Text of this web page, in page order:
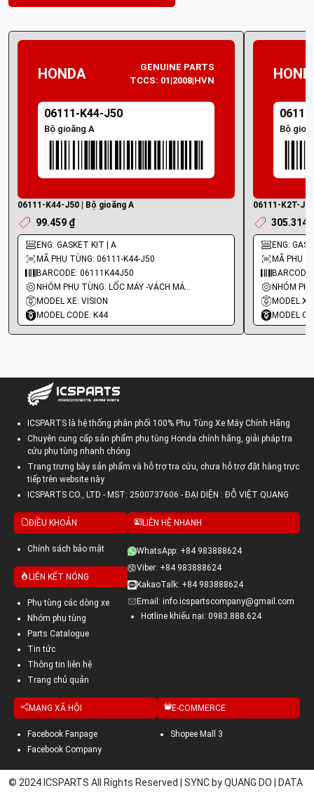
HONDA
GENUINE PARTS
TCCS: 01|2008|HVN
06111-K44-J50
Bộ gioăng A
06111-K44-J50 | Bộ gioăng A
99.459 ₫
ENG: GASKET KIT | A
MÃ PHỤ TÙNG: 06111-K44-J50
BARCODE: 06111K44J50
NHÓM PHỤ TÙNG: LỐC MÁY -VÁCH MÁY - GIOĂNG MÁY
MODEL XE: VISION
MODEL CODE: K44
Bộ
06111-K2T-
305.314
ENG:
MÃ PHỤ
MODEL
MODEL
ICSPARTS là hệ thống phân phối 100% Phụ Tùng Xe Máy Chính Hãng
Chuyên cung cấp sản phẩm phụ tùng Honda chính hãng, giải pháp tra
cứu phụ tùng nhanh chóng
Trang trưng bày sản phẩm và hỗ trợ tra cứu, chưa hỗ trợ đặt hàng trực
tiếp trên website này
ICSPARTS CO., LTD - MST: 2500737606 - ĐẠI DIỆN : ĐỖ VIỆT QUANG
ĐIỀU KHOẢN
Chính sách bảo mật
LIÊN KẾT NÓNG
Phụ tùng các dòng xe
Nhóm phụ tùng
Parts Catalogue
Tin tức
Thông tin liên hệ
Trang chủ quản
LIÊN HỆ NHANH
WhatsApp: +84 983888624
Viber: +84 983888624
KakaoTalk: +84 983888624
Email: info.icspartscompany@gmail.com
Hotline khiếu nại: 0983.888.624
MẠNG XÃ HỘI
Facebook Fanpage
Facebook Company
E-COMMERCE
Shopee Mall 3
© 2024 ICSPARTS All Rights Reserved | SYNC by QUANG DO | DATA